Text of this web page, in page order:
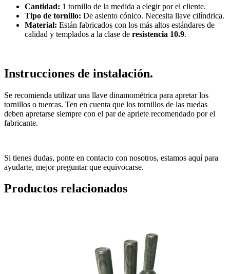
Cantidad: 1 tornillo de la medida a elegir por el cliente.
Tipo de tornillo: De asiento cónico. Necesita llave cilíndrica.
Material: Están fabricados con los más altos estándares de
calidad y templados a la clase de resistencia 10.9.
Instrucciones de instalación.
Se recomienda utilizar una llave dinamométrica para apretar los
tornillos o tuercas. Ten en cuenta que los tornillos de las ruedas
deben apretarse siempre con el par de apriete recomendado por el
fabricante.
Si tienes dudas, ponte en contacto con nosotros, estamos aquí para
ayudarte, mejor preguntar que equivocarse.
Productos relacionados